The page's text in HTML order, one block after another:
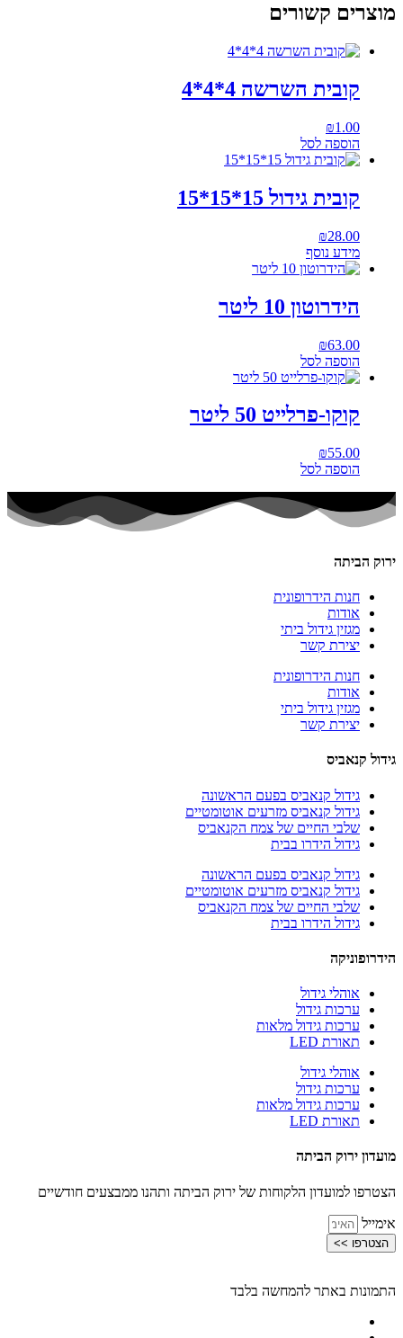
מוצרים קשורים
קובית השרשה 4*4*4
₪1.00
הוספה לסל
קובית גידול 15*15*15
₪28.00
מידע נוסף
הידרוטון 10 ליטר
₪63.00
הוספה לסל
קוקו-פרלייט 50 ליטר
₪55.00
הוספה לסל
ירוק הביתה
חנות הידרופונית
אודות
מגזין גידול ביתי
יצירת קשר
חנות הידרופונית
אודות
מגזין גידול ביתי
יצירת קשר
גידול קנאביס
גידול קנאביס בפעם הראשונה
גידול קנאביס מזרעים אוטומטיים
שלבי החיים של צמח הקנאביס
גידול הידרו בבית
גידול קנאביס בפעם הראשונה
גידול קנאביס מזרעים אוטומטיים
שלבי החיים של צמח הקנאביס
גידול הידרו בבית
הידרופוניקה
אוהלי גידול
ערכות גידול
ערכות גידול מלאות
תאורת LED
אוהלי גידול
ערכות גידול
ערכות גידול מלאות
תאורת LED
מועדון ירוק הביתה
הצטרפו למועדון הלקוחות של ירוק הביתה ותהנו ממבצעים חודשיים
אימייל
הצטרפו >>
התמונות באתר להמחשה בלבד